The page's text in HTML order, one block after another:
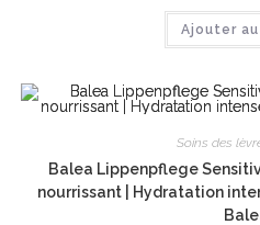
Ajouter
Soins des
Balea Lippenpflege
nourrissant | Hydratation